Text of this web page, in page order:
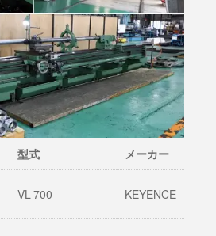
型式 メーカー
VL-700 KEYENCE